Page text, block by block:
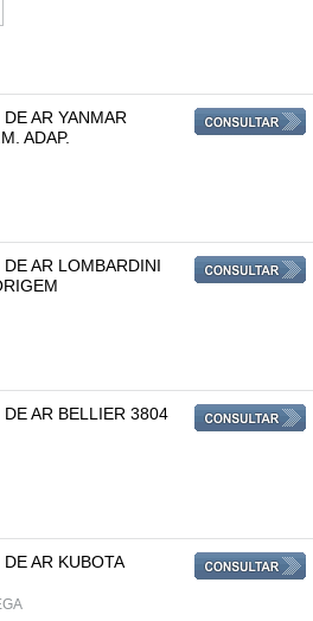
AR YANMAR
ADAP.
DE AR LOMBARDINI
DE AR BELLIER 3804
AR KUBOTA